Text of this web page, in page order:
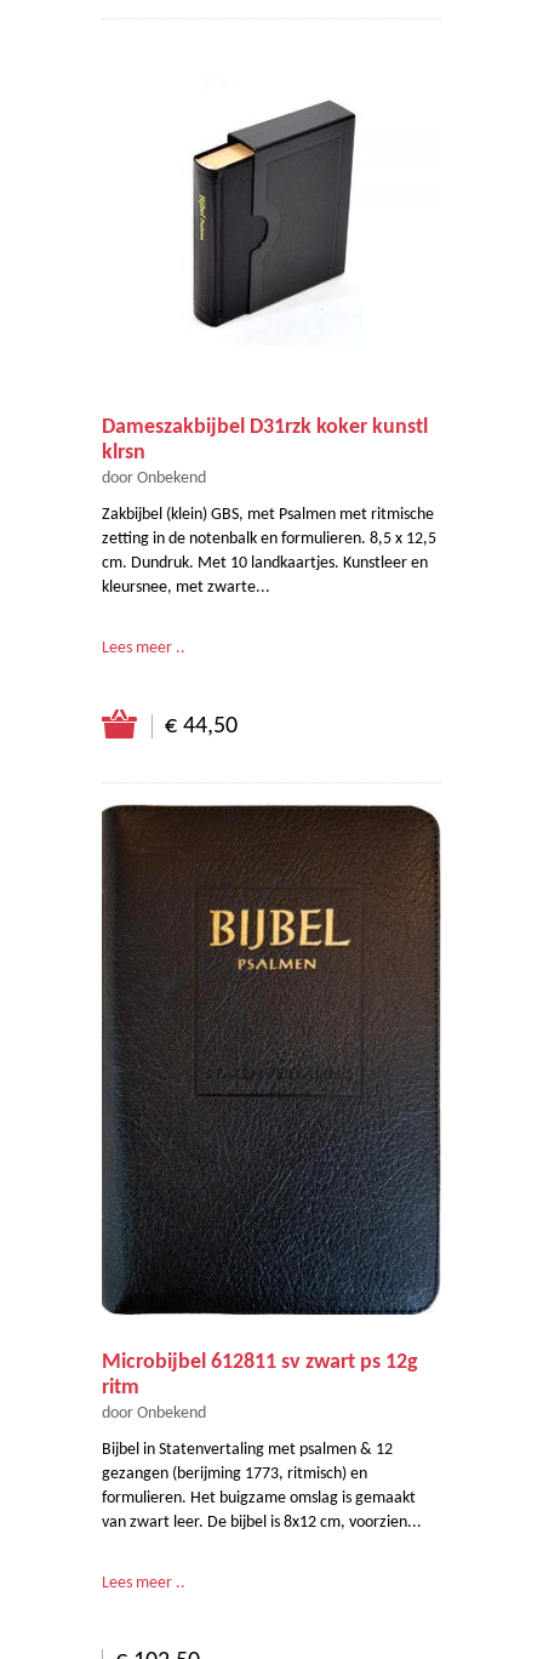
Dameszakbijbel D31rzk koker kunstl
klrsn
door Onbekend
Zakbijbel (klein) GBS, met Psalmen met ritmische
zetting in de notenbalk en formulieren. 8,5 x 12,5
cm. Dundruk. Met 10 landkaartjes. Kunstleer en
kleursnee, met zwarte...
Lees meer ..
€ 44,50
Microbijbel 612811 sv zwart ps 12g
ritm
door Onbekend
Bijbel in Statenvertaling met psalmen & 12
gezangen (berijming 1773, ritmisch) en
formulieren. Het buigzame omslag is gemaakt
van zwart leer. De bijbel is 8x12 cm, voorzien...
Lees meer ..